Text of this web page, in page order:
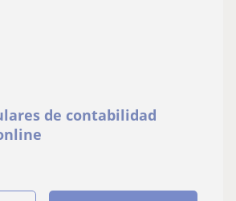
de contabilidad